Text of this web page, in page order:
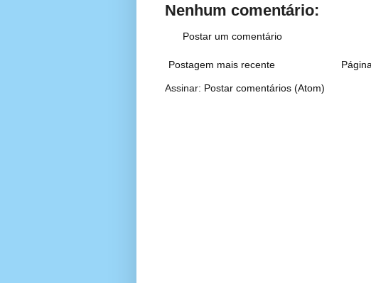
Nenhum comentário:
Postar um comentário
Postagem mais recente
Assinar: Postar comentários (Atom)